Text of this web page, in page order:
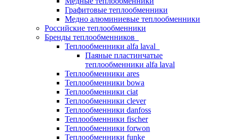
Графитовые теплообменники
Медно алюминиевые теплообменники
Российские теплообменники
Бренды теплообменников
Теплообменники alfa laval
Паяные пластинчатые
теплообменники alfa laval
Теплообменники ares
Теплообменники bowa
Теплообменники ciat
Теплообменники clever
Теплообменники danfoss
Теплообменники fischer
Теплообменники forwon
Теплообменники funke